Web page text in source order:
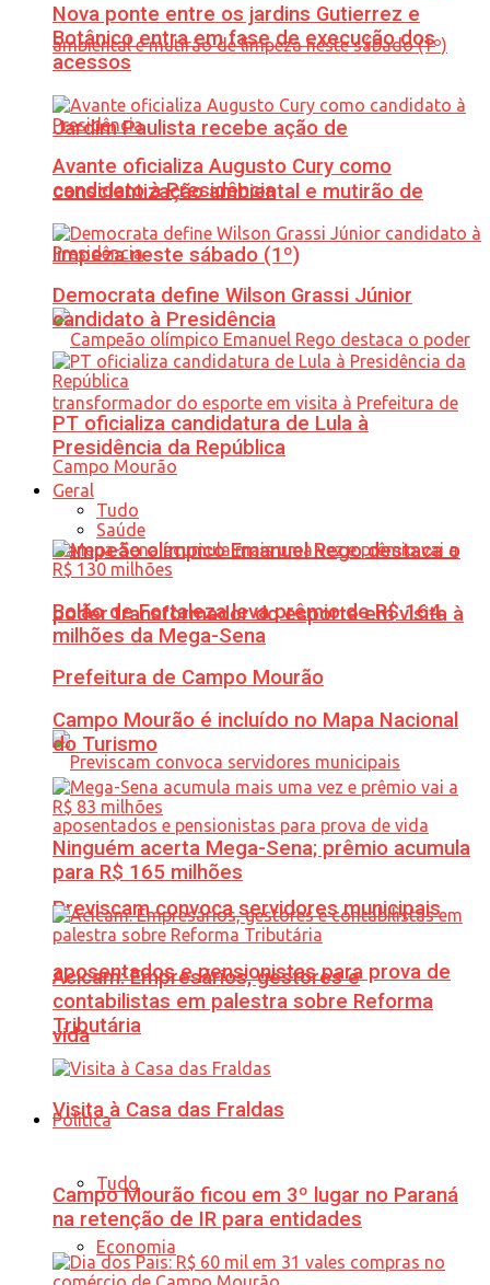
Jardim Paulista recebe ação de
conscientização ambiental e mutirão de
limpeza neste sábado (1º)
Campeão olímpico Emanuel Rego destaca o
poder transformador do esporte em visita à
Prefeitura de Campo Mourão
Previscam convoca servidores municipais
aposentados e pensionistas para prova de
vida
Política
Tudo
Economia
Nova ponte entre os jardins Gutierrez e
Botânico entra em fase de execução dos
acessos
Avante oficializa Augusto Cury como
candidato à Presidência
Democrata define Wilson Grassi Júnior
candidato à Presidência
PT oficializa candidatura de Lula à
Presidência da República
Geral
Tudo
Saúde
Bolão de Fortaleza leva prêmio de R$ 164
milhões da Mega-Sena
Campo Mourão é incluído no Mapa Nacional
do Turismo
Ninguém acerta Mega-Sena; prêmio acumula
para R$ 165 milhões
Acicam: Empresários, gestores e
contabilistas em palestra sobre Reforma
Tributária
Visita à Casa das Fraldas
Campo Mourão ficou em 3º lugar no Paraná
na retenção de IR para entidades